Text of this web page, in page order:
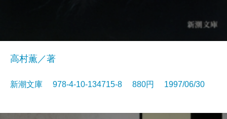
高村薫／著
新潮文庫 978-4-10-134715-8 880円 1997/06/30